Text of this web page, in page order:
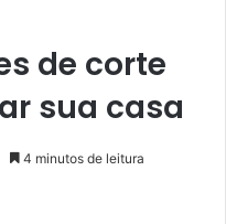
de corte
sua casa
4 minutos de leitura